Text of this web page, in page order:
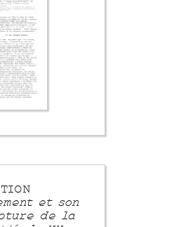
et son
de la